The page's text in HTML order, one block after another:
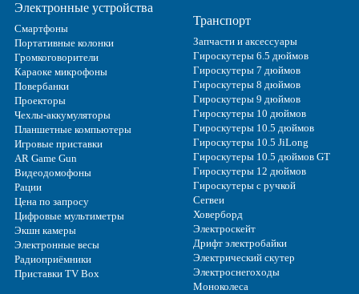
Электронные устройства
Смартфоны
Портативные колонки
Громкоговорители
Караоке микрофоны
Повербанки
Проекторы
Чехлы-аккумуляторы
Планшетные компьютеры
Игровые приставки
AR Game Gun
Видеодомофоны
Рации
Цена по запросу
Цифровые мультиметры
Экшн камеры
Электронные весы
Радиоприёмники
Приставки TV Box
Транспорт
Запчасти и аксессуары
Гироскутеры 6.5 дюймов
Гироскутеры 7 дюймов
Гироскутеры 8 дюймов
Гироскутеры 9 дюймов
Гироскутеры 10 дюймов
Гироскутеры 10.5 дюймов
Гироскутеры 10.5 JiLong
Гироскутеры 10.5 дюймов GT
Гироскутеры 12 дюймов
Гироскутеры с ручкой
Сегвеи
Ховерборд
Электроскейт
Дрифт электробайки
Электрический скутер
Электроснегоходы
Моноколеса